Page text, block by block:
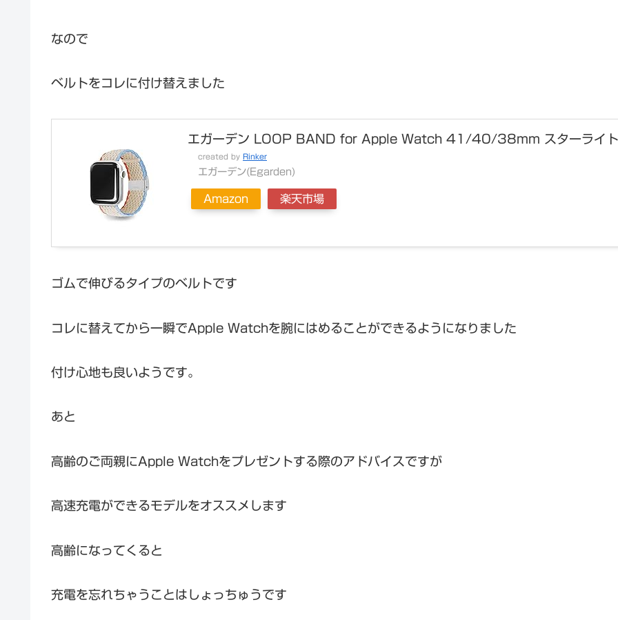
なので
ベルトをコレに付け替えました
エガーデン LOOP BAND for Apple Watch 41/40/38mm スターライト
created by Rinker
エガーデン(Egarden)
Amazon 楽天市場
ゴムで伸びるタイプのベルトです
コレに替えてから一瞬でApple Watchを腕にはめることができるようになりました
付け心地も良いようです。
あと
高齢のご両親にApple Watchをプレゼントする際のアドバイスですが
高速充電ができるモデルをオススメします
高齢になってくると
充電を忘れちゃうことはしょっちゅうです